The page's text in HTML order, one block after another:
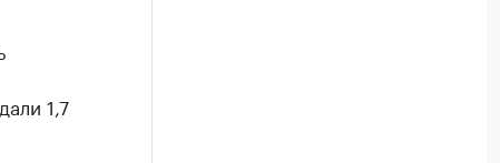
1,7